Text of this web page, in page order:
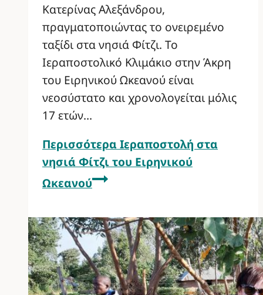
Κατερίνας Αλεξάνδρου,
πραγματοποιώντας το ονειρεμένο
ταξίδι στα νησιά Φίτζι. Το
Ιεραποστολικό Κλιμάκιο στην Άκρη
του Ειρηνικού Ωκεανού είναι
νεοσύστατο και χρονολογείται μόλις
17 ετών…
Περισσότερα Ιεραποστολή στα
νησιά Φίτζι του Ειρηνικού
Ωκεανού